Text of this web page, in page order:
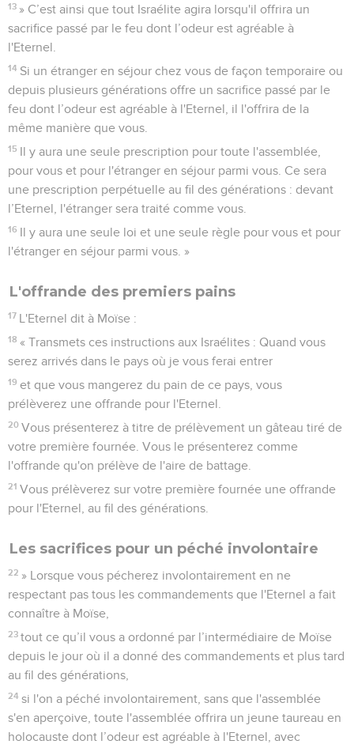
13 » C’est ainsi que tout Israélite agira lorsqu'il offrira un
sacrifice passé par le feu dont l’odeur est agréable à
l'Eternel.
14 Si un étranger en séjour chez vous de façon temporaire ou
depuis plusieurs générations offre un sacrifice passé par le
feu dont l’odeur est agréable à l'Eternel, il l'offrira de la
même manière que vous.
15 Il y aura une seule prescription pour toute l'assemblée,
pour vous et pour l'étranger en séjour parmi vous. Ce sera
une prescription perpétuelle au fil des générations : devant
l’Eternel, l'étranger sera traité comme vous.
16 Il y aura une seule loi et une seule règle pour vous et pour
l'étranger en séjour parmi vous. »
L'offrande des premiers pains
17 L'Eternel dit à Moïse :
18 « Transmets ces instructions aux Israélites : Quand vous
serez arrivés dans le pays où je vous ferai entrer
19 et que vous mangerez du pain de ce pays, vous
prélèverez une offrande pour l'Eternel.
20 Vous présenterez à titre de prélèvement un gâteau tiré de
votre première fournée. Vous le présenterez comme
l'offrande qu'on prélève de l'aire de battage.
21 Vous prélèverez sur votre première fournée une offrande
pour l'Eternel, au fil des générations.
Les sacrifices pour un péché involontaire
22 » Lorsque vous pécherez involontairement en ne
respectant pas tous les commandements que l'Eternel a fait
connaître à Moïse,
23 tout ce qu’il vous a ordonné par l’intermédiaire de Moïse
depuis le jour où il a donné des commandements et plus tard
au fil des générations,
24 si l'on a péché involontairement, sans que l'assemblée
s'en aperçoive, toute l'assemblée offrira un jeune taureau en
holocauste dont l’odeur est agréable à l'Eternel, avec